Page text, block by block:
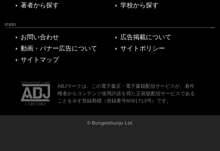
著者から探す
学校から探す
OTHERS
お問い合わせ
広告掲載について
動画・バナー広告について
サイトポリシー
サイトマップ
ABJマークは、この電子書店・電子書籍配信サービスが、著作
権者からコンテンツ使用許諾を得た正規版配信サービスである
ことを示す登録商標（登録番号6091713号）です。
© Bungeishunju Ltd.